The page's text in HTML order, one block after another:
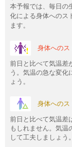
本予報では、毎日の
化による身体へのス
ます。
身体へのス
前日と比べて気温差
う。気温の急な変化
ょう。
身体へのス
前日と比べて気温差
もしれません。気温
して工夫しましょう。